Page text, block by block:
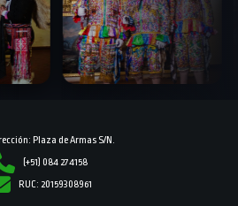
Plaza de Armas S/N.
(+51) 084 274158
RUC: 20159308961